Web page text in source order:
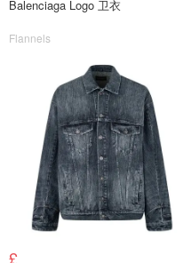
Balenciaga Logo 卫衣
Flannels
£